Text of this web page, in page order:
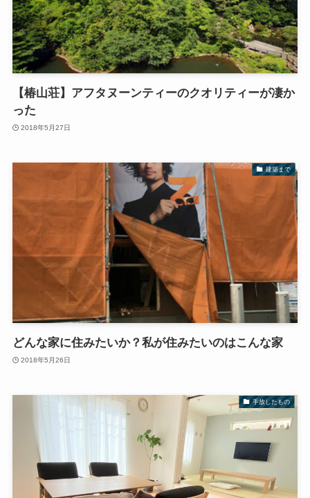
【椿山荘】アフタヌーンティーのクオリティーが凄か
った
2018年5月27日
建築まで
どんな家に住みたいか？私が住みたいのはこんな家
2018年5月26日
手放したもの